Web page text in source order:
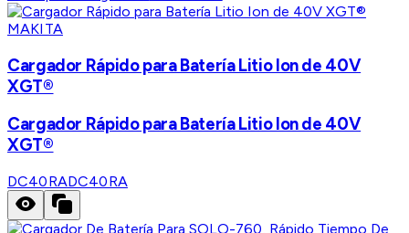
MAKITA
Cargador Rápido para Batería Litio Ion de 40V
XGT®
Cargador Rápido para Batería Litio Ion de 40V
XGT®
DC40RADC40RA